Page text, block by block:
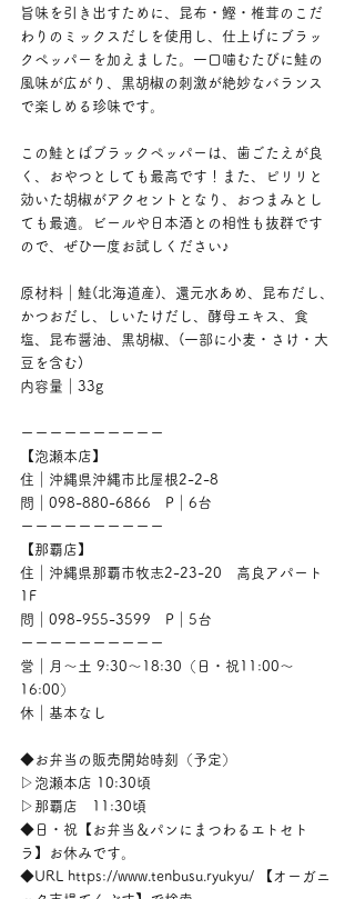
旨味を引き出すために、昆布・鰹・椎茸のこだ
わりのミックスだしを使用し、仕上げにブラッ
クペッパーを加えました。一口噛むたびに鮭の
風味が広がり、黒胡椒の刺激が絶妙なバランス
で楽しめる珍味です。
この鮭とばブラックペッパーは、歯ごたえが良
く、おやつとしても最高です！また、ピリリと
効いた胡椒がアクセントとなり、おつまみとし
ても最適。ビールや日本酒との相性も抜群です
ので、ぜひ一度お試しください♪
原材料｜鮭(北海道産)、還元水あめ、昆布だし、
かつおだし、しいたけだし、酵母エキス、食
塩、昆布醤油、黒胡椒、(一部に小麦・さけ・大
豆を含む)
内容量｜33g
ーーーーーーーーーー
【泡瀬本店】
住｜沖縄県沖縄市比屋根2-2-8
問｜098-880-6866　P｜6台
ーーーーーーーーーー
【那覇店】
住｜沖縄県那覇市牧志2-23-20　高良アパート
1F
問｜098-955-3599　P｜5台
ーーーーーーーーーー
営｜月〜土 9:30〜18:30（日・祝11:00〜
16:00）
休｜基本なし
◆お弁当の販売開始時刻（予定）
▷泡瀬本店 10:30頃
▷那覇店　11:30頃
◆日・祝【お弁当＆パンにまつわるエトセト
ラ】お休みです。
◆URL https://www.tenbusu.ryukyu/ 【オーガニ